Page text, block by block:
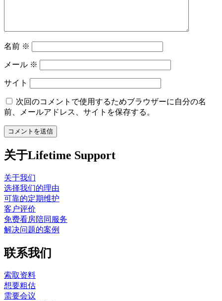
名前 ※
メール ※
サイト
次回のコメントで使用するためブラウザーに自分の名
前、メールアドレス、サイトを保存する。
关于Lifetime Support
关于我们
选择我们的理由
可靠的定期维护
客户评价
免费看房陪同服务
解决问题的案例
联系我们
索取资料
想要粗估
需要会议